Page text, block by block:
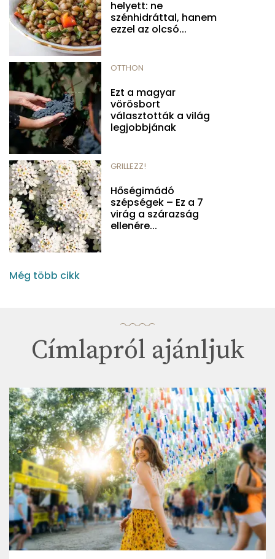
helyett: ne
szénhidráttal, hanem
ezzel az olcsó...
OTTHON
Ezt a magyar
vörösbort
választották a világ
legjobbjának
GRILLEZZ!
Hőségimádó
szépségek – Ez a 7
virág a szárazság
ellenére...
Még több cikk
Címlapról ajánljuk